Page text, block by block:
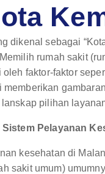
dikenal sebagai
rumah sakit
oleh faktor-faktor
memberikan
pilihan
Sistem Pelayanan
kesehatan di
sakit umum)